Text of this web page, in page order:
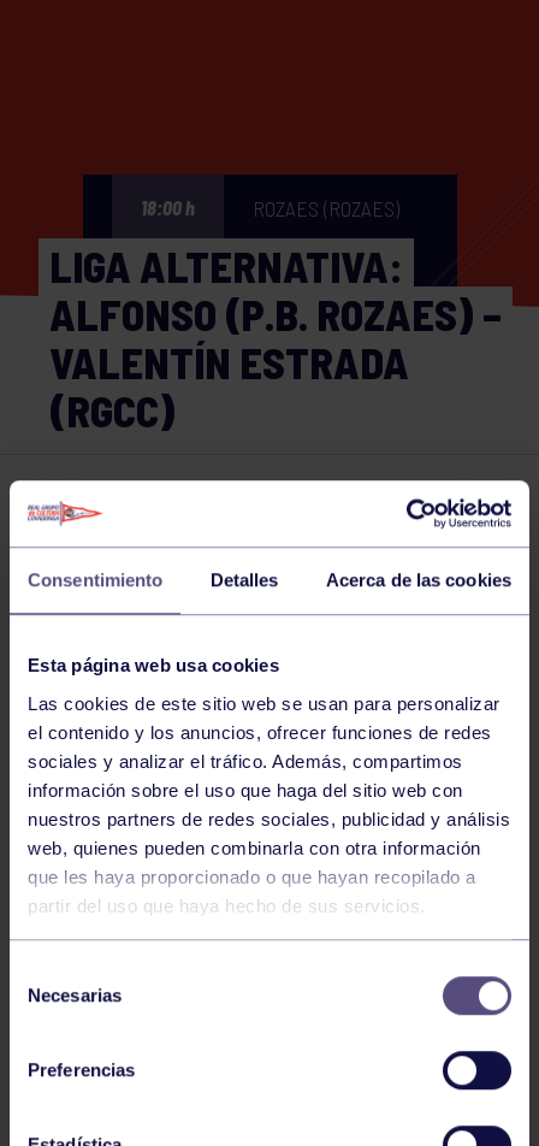
Consentimiento Detalles Acerca de las cookies
Esta página web usa cookies
Las cookies de este sitio web se usan para personalizar
el contenido y los anuncios, ofrecer funciones de redes
sociales y analizar el tráfico. Además, compartimos
información sobre el uso que haga del sitio web con
nuestros partners de redes sociales, publicidad y análisis
web, quienes pueden combinarla con otra información
que les haya proporcionado o que hayan recopilado a
partir del uso que haya hecho de sus servicios.
Necesarias
Preferencias
18:00 h ROZAES (ROZAES)
LIGA ALTERNATIVA:
ALFONSO (P.B. ROZAES) –
VALENTÍN ESTRADA
(RGCC)
Comparte
NOTICIAS RELACIONADAS
Bolos 03 Ago 2026
AVANZA